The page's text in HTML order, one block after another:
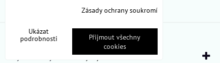
Předvolby soukromí Zásady ochrany soukromí
Vytvořeno systémem:ByznysWeb.cz
Zásady ochrany soukromí
Ukázat
podrobnosti
Přijmout všechny
cookies